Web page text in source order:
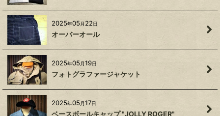
2025年05 月 22日
オーバーオール
2025年05 月19日
フォトグラファージャケット
2025年05 月17日
ベースボールキャップ "JOLLY ROGER"